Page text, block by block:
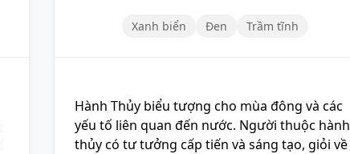
Xanh biển Đen Trầm tĩnh
Hành Thủy biểu tượng cho mùa đông và các
yếu tố liên quan đến nước. Người thuộc hành
thủy có tư tưởng cấp tiến và sáng tạo, giỏi về